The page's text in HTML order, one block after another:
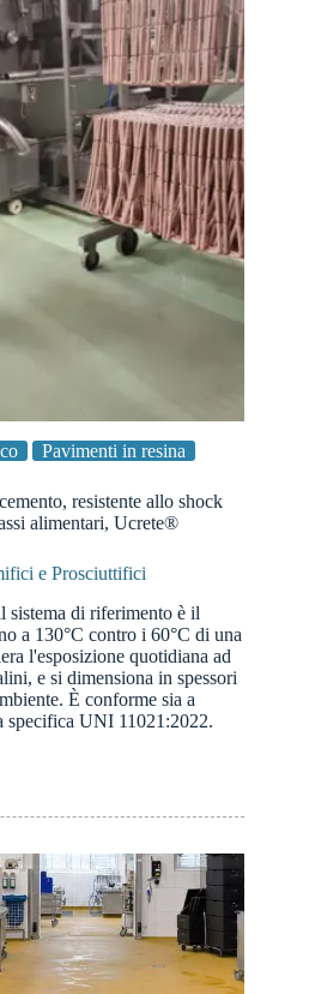
Pavimenti in resina
, resistente allo shock
alimentari, Ucrete®
e Prosciuttifici
di riferimento è il
a 130°C contro i 60°C di una
l'esposizione quotidiana ad
e si dimensiona in spessori
È conforme sia a
specifica UNI 11021:2022.